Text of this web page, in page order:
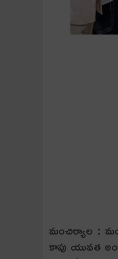
మంచిర్యాల :
కాపు యువ‌త